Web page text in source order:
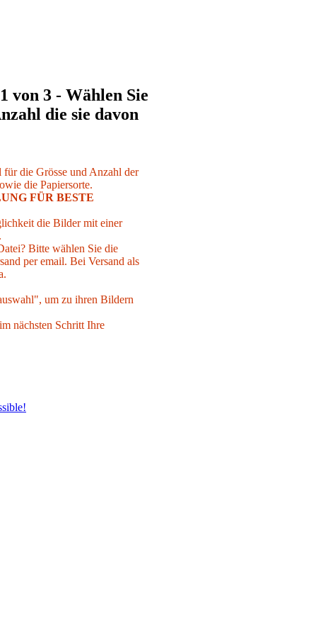
von 3 - Wählen Sie
die sie davon
die Grösse und Anzahl der
die Papiersorte.
FÜR BESTE
die Bilder mit einer
Bitte wählen Sie die
per email. Bei Versand als
um zu ihren Bildern
nächsten Schritt Ihre